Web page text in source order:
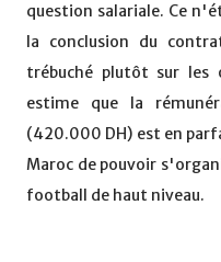
question salariale. Ce
la conclusion du
trébuché plutôt sur les
estime que la
(420.000 DH) est en
Maroc de pouvoir
football de haut niveau.